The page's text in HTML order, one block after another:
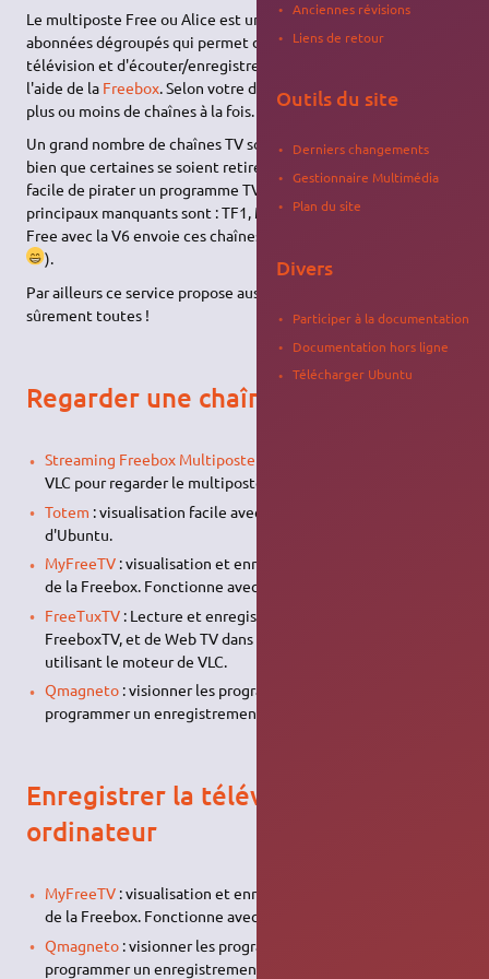
Le multiposte Free ou Alice est un service réservé aux
abonnées dégroupés qui permet de regarder/enregistrer la
télévision et d'écouter/enregistrer la radio sur son ordinateur à
l'aide de la Freebox. Selon votre débit, vous pouvez regarder
plus ou moins de chaînes à la fois.
Un grand nombre de chaînes TV sont disponibles sur ce service
bien que certaines se soient retirées prétextant qu'il est très
facile de pirater un programme TV de cette manière, les
principaux manquants sont : TF1, M6, W9 et Gulli. ⇒ depuis peu
Free avec la V6 envoie ces chaînes Via TnT (pourvu que ça dure
).
Par ailleurs ce service propose aussi les radios et elles y sont
sûrement toutes !
Regarder une chaîne
Streaming Freebox Multiposte avec VLC
VLC pour regarder le multiposte.
Totem : visualisation facile avec le lecteur par défaut
d'Ubuntu.
MyFreeTV: visualisation et enregistrement des flux vidéos
de la Freebox. Fonctionne avec
FreeTuxTV: Lecture et enregistrement des chaînes de TV de
FreeboxTV, et de Web TV dans une interface GTK en
utilisant le moteur de VLC.
Qmagneto: visionner les programmes des chaînes,
programmer un enregistrement, ou un visionnage.
Enregistrer la télévision sur votre
ordinateur
MyFreeTV: visualisation et enregistrement des flux vidéos
de la Freebox. Fonctionne avec
Qmagneto: visionner les programmes des chaînes,
programmer un enregistrement, ou un visionnage.
Anciennes révisions
Liens de retour
Outils du site
Derniers changements
Gestionnaire Multimédia
Plan du site
Divers
Participer à la documentation
Documentation hors ligne
Télécharger Ubuntu